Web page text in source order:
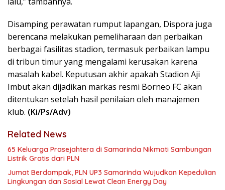
Disamping perawatan rumput lapangan, Dispora juga
berencana melakukan pemeliharaan dan perbaikan
berbagai fasilitas stadion, termasuk perbaikan lampu
di tribun timur yang mengalami kerusakan karena
masalah kabel. Keputusan akhir apakah Stadion Aji
Imbut akan dijadikan markas resmi Borneo FC akan
ditentukan setelah hasil penilaian oleh manajemen
klub. (Ki/Ps/Adv)
Related News
65 Keluarga Prasejahtera di Samarinda Nikmati Sambungan
Listrik Gratis dari PLN
Jumat Berdampak, PLN UP3 Samarinda Wujudkan Kepedulian
Lingkungan dan Sosial Lewat Clean Energy Day